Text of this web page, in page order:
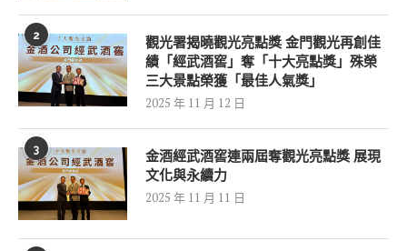
2
觀光署揭曉觀光亮點獎 金門觀光再創佳
績「經武酒窖」奪「十大亮點獎」殊榮
三大景點榮獲「最佳人氣獎」
2025 年 11 月 12 日
3
金酒經武酒窖連兩屆奪觀光亮點獎 展現
文化與永續力
2025 年 11 月 11 日